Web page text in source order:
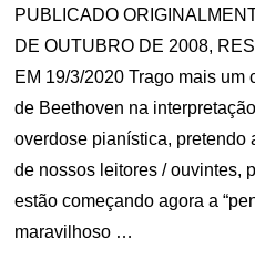
PUBLICADO
DE OUTUBRO DE 2008,
EM 19/3/2020 Trago mais um
de Beethoven na
overdose pianística,
de nossos leitores / ouvintes,
estão começando agora a
maravilhoso …